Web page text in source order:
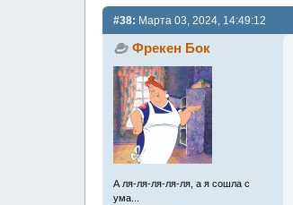
#38: Марта 03, 2024, 14:49:12
Фрекен Бок
А ля-ля-ля-ля-ля, а я сошла с
ума...